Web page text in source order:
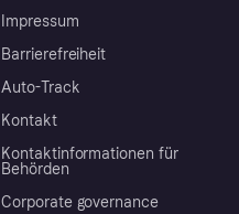
Impressum
Barrierefreiheit
Auto-Track
Kontakt
Kontaktinformationen für
Behörden
Corporate governance